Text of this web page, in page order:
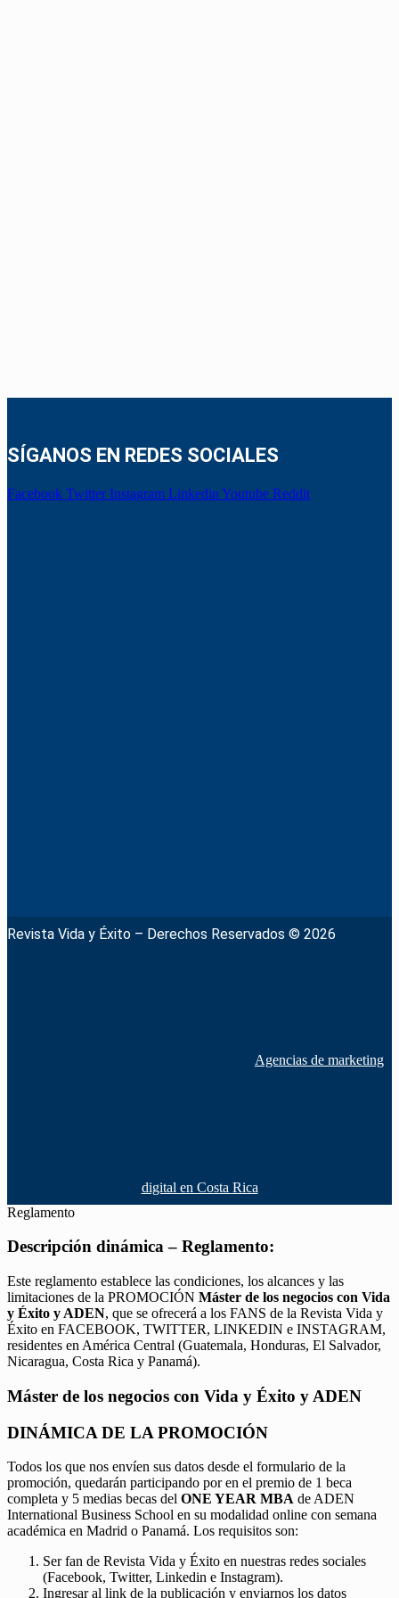
SÍGANOS EN REDES SOCIALES
Facebook Twitter Instagram Linkedin Youtube Reddit
Revista Vida y Éxito – Derechos Reservados © 2026
Agencias de marketing
digital en Costa Rica
Reglamento
Descripción dinámica – Reglamento:
Este reglamento establece las condiciones, los alcances y las
limitaciones de la PROMOCIÓN Máster de los negocios con Vida
y Éxito y ADEN, que se ofrecerá a los FANS de la Revista Vida y
Éxito en FACEBOOK, TWITTER, LINKEDIN e INSTAGRAM,
residentes en América Central (Guatemala, Honduras, El Salvador,
Nicaragua, Costa Rica y Panamá).
Máster de los negocios con Vida y Éxito y ADEN
DINÁMICA DE LA PROMOCIÓN
Todos los que nos envíen sus datos desde el formulario de la
promoción, quedarán participando por en el premio de 1 beca
completa y 5 medias becas del ONE YEAR MBA de ADEN
International Business School en su modalidad online con semana
académica en Madrid o Panamá. Los requisitos son:
Ser fan de Revista Vida y Éxito en nuestras redes sociales
(Facebook, Twitter, Linkedin e Instagram).
Ingresar al link de la publicación y enviarnos los datos